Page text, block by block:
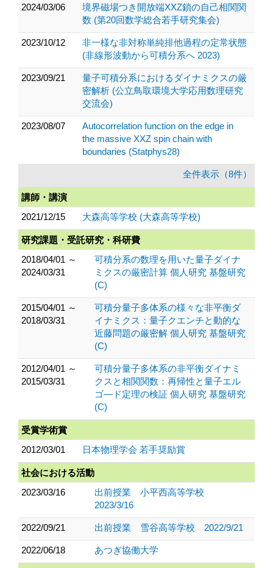
2024/03/06
境界磁場つき開放端XXZ鎖の自己相関関
数 (第20回数学総合若手研究集会)
2023/10/12
非一様な非対称単純排他過程の定常状態
(非線形波動から可積分系へ 2023)
2023/09/21
量子可積分系におけるダイナミクスの厳
密解析 (公立鳥取環境大学応用数理研究
交流会)
2023/08/07
Autocorrelation function on the edge in
the massive XXZ spin chain with
boundaries (Statphys28)
全件表示（8件）
講師・講演
2021/12/15
大森高等学校 (大森高等学校)
研究課題・受託研究・科研費
2018/04/01 ～
2024/03/31
可積分系の数理を用いた量子ダイナ
ミクスの厳密計算 個人研究 基盤研究
(C)
2015/04/01 ～
2018/03/31
可積分量子多体系の様々な非平衡ダ
イナミクス：量子クエンチと動的な
近藤問題の厳密解 個人研究 基盤研究
(C)
2012/04/01 ～
2015/03/31
可積分量子多体系の非平衡ダイナミ
クスと相関関数：再帰性と量子エル
ゴ―ド定理の検証 個人研究 基盤研究
(C)
受賞学術賞
2012/03/01
日本物理学会 若手奨励賞
社会における活動
2023/03/16
出前授業 小平西高等学校
2023/3/16
2022/09/21 出前授業 雪谷高等学校 2022/9/21
2022/06/18 あつぎ協働大学